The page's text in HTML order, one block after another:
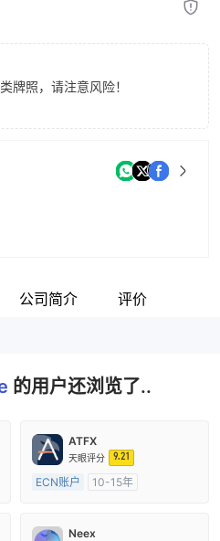
牌照，请注意风险！
公司简介 评价
的用户还浏览了..
ATFX
天眼评分 9.21
ECN账户
10-15年
主标MT4
Neex